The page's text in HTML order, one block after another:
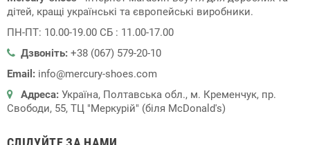
дітей, кращі українські та європейські виробники.
ПН-ПТ: 10.00-19.00 СБ : 11.00-17.00
Дзвоніть: +38 (067) 579-20-10
Email: info@mercury-shoes.com
Адреса: Україна, Полтавська обл., м. Кременчук, пр.
Свободи, 55, ТЦ "Меркурій" (біля McDonald's)